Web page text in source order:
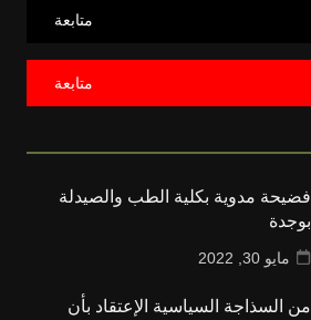
متابعة
متابعة
فضيحة مدوية بكلية الطب والصيدلة
بوجدة
مايو 30, 2022
من السذاجة السياسية الإعتقاد بأن